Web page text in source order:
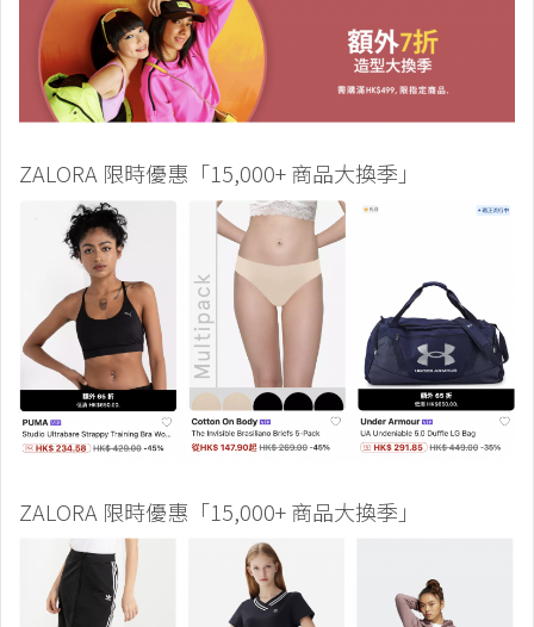
ZALORA 限時優惠「15,000+ 商品大換季」
ZALORA 限時優惠「15,000+ 商品大換季」